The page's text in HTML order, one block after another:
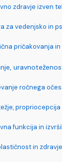
zdravje izven
za vedenjsko in
pričakovanja
ročnega
funkcija in
in